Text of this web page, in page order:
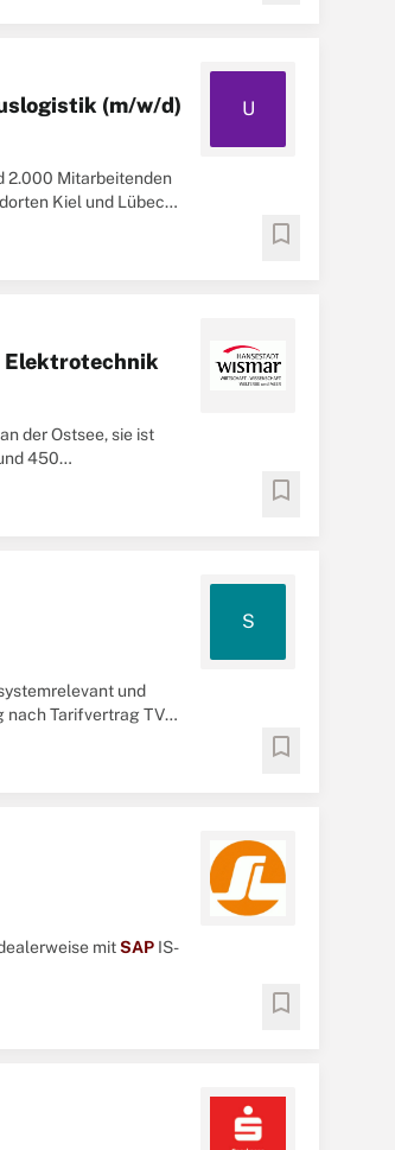
(m/w/d) U
2.000 Mitarbeitenden
Kiel und Lübeck
bookmark
Elektrotechnik
der Ostsee, sie ist
450
bookmark
S
und
nach Tarifvertrag TV-
bookmark
mitSAP IS-
bookmark